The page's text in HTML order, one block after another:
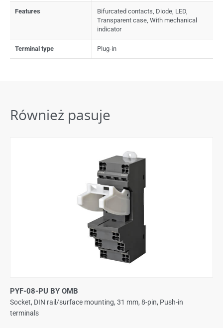
Features
Bifurcated contacts, Diode, LED,
Transparent case, With mechanical
indicator
Terminal type Plug-in
Również pasuje
PYF-08-PU BY OMB
Socket, DIN rail/surface mounting, 31 mm, 8-pin, Push-in
terminals